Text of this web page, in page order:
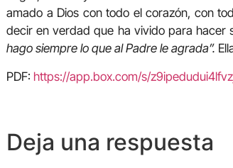
amado a Dios con todo el corazón, con
decir en verdad que ha vivido para hacer
hago siempre lo que al Padre le agrada”.
PDF: https://app.box.com/s/
Deja una respuesta